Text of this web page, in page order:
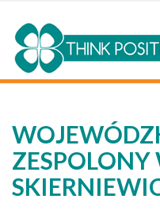
ZESPOLONY